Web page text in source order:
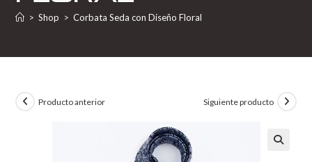
> Shop > Corbata Seda con Diseño Floral
Producto anterior Siguiente producto